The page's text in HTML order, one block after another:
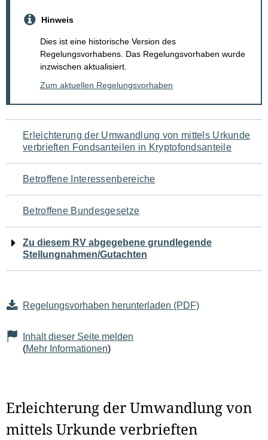
Hinweis
Dies ist eine historische Version des
Regelungsvorhabens. Das Regelungsvorhaben wurde
inzwischen aktualisiert.
Zum aktuellen Regelungsvorhaben
Navigation
für
den
Seiteninhalt
Erleichterung der Umwandlung von mittels Urkunde
verbrieften Fondsanteilen in Kryptofondsanteile
Betroffene Interessenbereiche
Betroffene Bundesgesetze
Zu diesem RV abgegebene grundlegende
Stellungnahmen/Gutachten
Regelungsvorhaben herunterladen (PDF)
Inhalt dieser Seite melden
(Mehr Informationen)
Erleichterung der Umwandlung von
mittels Urkunde verbrieften